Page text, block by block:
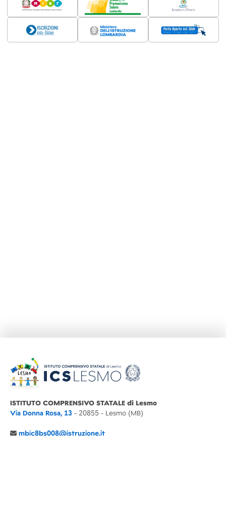
ISTITUTO COMPRENSIVO STATALE di Lesmo
Via Donna Rosa, 13 - 20855 - Lesmo (MB)
mbic8bs008@istruzione.it